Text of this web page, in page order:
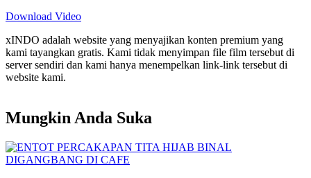
Download Video
xINDO adalah website yang menyajikan konten premium yang
kami tayangkan gratis. Kami tidak menyimpan file film tersebut di
server sendiri dan kami hanya menempelkan link-link tersebut di
website kami.
Mungkin Anda Suka